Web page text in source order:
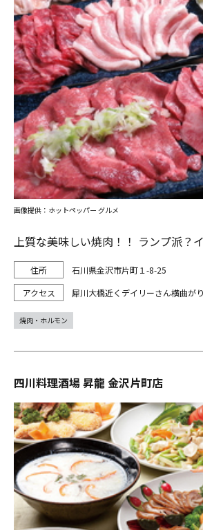
上質な美味しい焼肉！！ ランプ派？
石川県金沢市片町１-8-25
犀川大橋近くデイリーさん横曲が
画像提供：ホットペッパー グルメ
焼肉・ホルモン
四川料理酒場 昇龍 金沢片町店